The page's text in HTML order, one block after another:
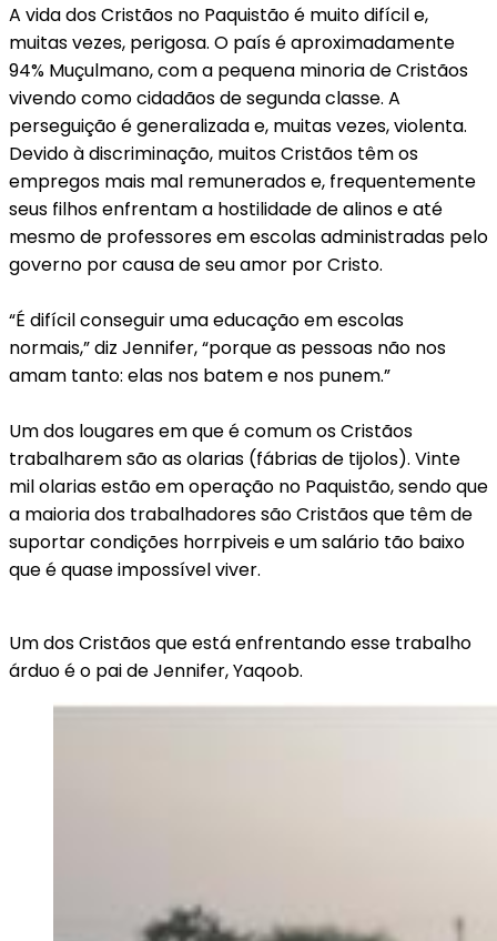
A vida dos Cristãos no Paquistão é muito difícil e,
muitas vezes, perigosa. O país é aproximadamente
94% Muçulmano, com a pequena minoria de Cristãos
vivendo como cidadãos de segunda classe. A
perseguição é generalizada e, muitas vezes, violenta.
Devido à discriminação, muitos Cristãos têm os
empregos mais mal remunerados e, frequentemente
seus filhos enfrentam a hostilidade de alinos e até
mesmo de professores em escolas administradas pelo
governo por causa de seu amor por Cristo.
“É difícil conseguir uma educação em escolas
normais,” diz Jennifer, “porque as pessoas não nos
amam tanto: elas nos batem e nos punem.”
Um dos lougares em que é comum os Cristãos
trabalharem são as olarias (fábrias de tijolos). Vinte
mil olarias estão em operação no Paquistão, sendo que
a maioria dos trabalhadores são Cristãos que têm de
suportar condições horrpiveis e um salário tão baixo
que é quase impossível viver.
Um dos Cristãos que está enfrentando esse trabalho
árduo é o pai de Jennifer, Yaqoob.